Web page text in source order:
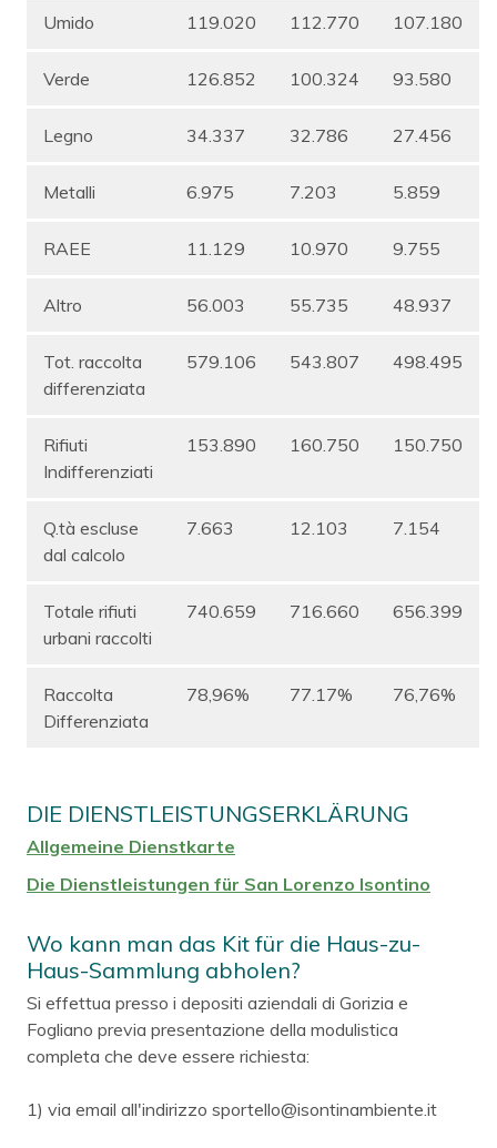
Umido 119.020 112.770 107.180
Verde 126.852 100.324 93.580
Legno 34.337 32.786 27.456
Metalli 6.975 7.203 5.859
RAEE 11.129 10.970 9.755
Altro 56.003 55.735 48.937
Tot. raccolta
differenziata
579.106 543.807 498.495
Rifiuti
Indifferenziati
153.890 160.750 150.750
Q.tà escluse
dal calcolo
7.663 12.103 7.154
Totale rifiuti
urbani raccolti
740.659 716.660 656.399
Raccolta
Differenziata
78,96% 77.17% 76,76%
DIE DIENSTLEISTUNGSERKLÄRUNG
Allgemeine Dienstkarte
Die Dienstleistungen für San Lorenzo Isontino
Wo kann man das Kit für die Haus-zu-
Haus-Sammlung abholen?
Si effettua presso i depositi aziendali di Gorizia e
Fogliano previa presentazione della modulistica
completa che deve essere richiesta:
1) via email all'indirizzo sportello@isontinambiente.it